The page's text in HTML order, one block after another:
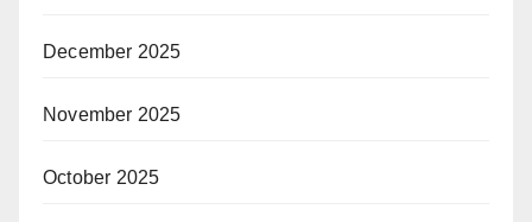
December 2025
November 2025
October 2025